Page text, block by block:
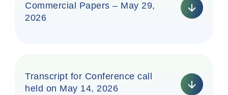
Commercial Papers – May 29,
2026
Transcript for Conference call
held on May 14, 2026